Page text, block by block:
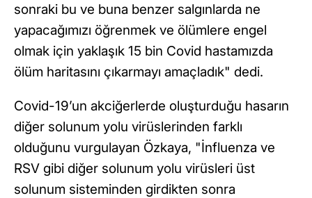
sonraki bu ve buna benzer salgınlarda ne
yapacağımızı öğrenmek ve ölümlere engel
olmak için yaklaşık 15 bin Covid hastamızda
ölüm haritasını çıkarmayı amaçladık" dedi.
Covid-19’un akciğerlerde oluşturduğu hasarın
diğer solunum yolu virüslerinden farklı
olduğunu vurgulayan Özkaya, "İnfluenza ve
RSV gibi diğer solunum yolu virüsleri üst
solunum sisteminden girdikten sonra